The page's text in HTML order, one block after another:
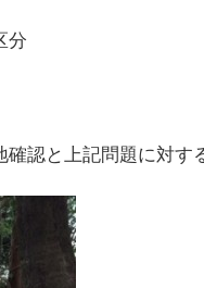
分
認と上記問題に対す